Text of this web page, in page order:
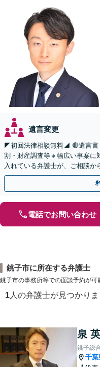
遺言変更
◤初回法律相談無料◢ 🔴遺言書
割・財産調査等🔸幅広い事案に
入れている弁護士が、ご相談か
す。まずはじっくりとお話しし
電話でお問い合わせ
銚子市に所在する弁護士
銚子市の事務所等での面談予約が可
1 人の弁護士が見つかり
泉
銚子総
千葉